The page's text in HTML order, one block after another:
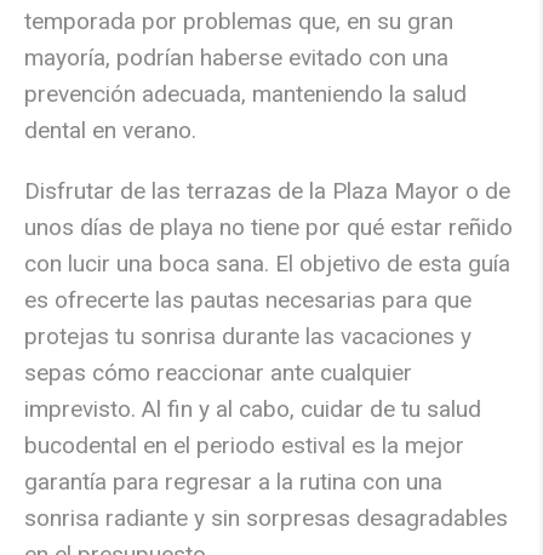
temporada por problemas que, en su gran
mayoría, podrían haberse evitado con una
prevención adecuada, manteniendo la salud
dental en verano.
Disfrutar de las terrazas de la Plaza Mayor o de
unos días de playa no tiene por qué estar reñido
con lucir una boca sana. El objetivo de esta guía
es ofrecerte las pautas necesarias para que
protejas tu sonrisa durante las vacaciones y
sepas cómo reaccionar ante cualquier
imprevisto. Al fin y al cabo, cuidar de tu salud
bucodental en el periodo estival es la mejor
garantía para regresar a la rutina con una
sonrisa radiante y sin sorpresas desagradables